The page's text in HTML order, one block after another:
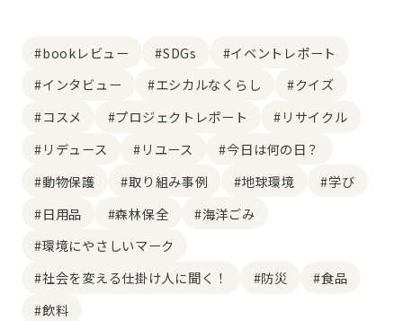
#bookレビュー #SDGs
#イベントレポート
#インタビュー
#エシカルなくらし
#クイズ
#コスメ
#プロジェクトレポート
#リサイクル
#リデュース
#リユース
#今日は何の日？
#動物保護
#取り組み事例 #地球環境
#学び
#日用品
#森林保全
#海洋ごみ
#環境にやさしいマーク
#社会を変える仕掛け人に聞く！
#防災
#食品
#飲料